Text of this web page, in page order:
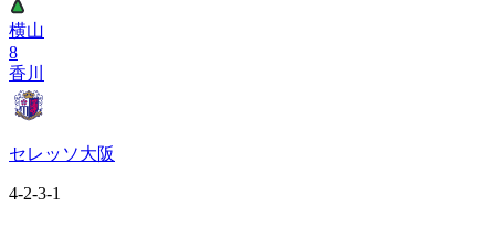
横山
8
香川
セレッソ大阪
4-2-3-1